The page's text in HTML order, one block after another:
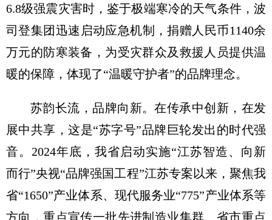
6.8级强震灾害时，鉴于极端寒冷的天气条件，波
司登集团迅速启动应急机制，捐赠人民币1140余
万元的防寒装备，为受灾群众及救援人员提供温
暖的保障，体现了“温暖守护者”的品牌理念。
苏韵长流，品牌向新。在传承中创新，在发
展中共享，这是“苏字号”品牌巨轮发出的时代强
音。2024年底，我省启动实施“江苏智造、向新
而行”央视“品牌强国工程”江苏专案以来，聚焦我
省“1650”产业体系、现代服务业“775”产业体系等
方向，重点宣传一批先进制造业集群、省市重点